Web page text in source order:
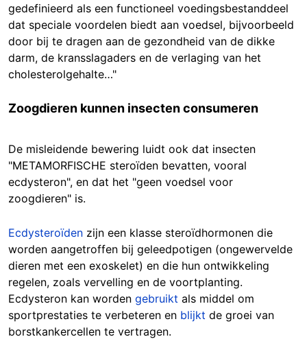
gedefinieerd als een functioneel voedingsbestanddeel
dat speciale voordelen biedt aan voedsel, bijvoorbeeld
door bij te dragen aan de gezondheid van de dikke
darm, de kransslagaders en de verlaging van het
cholesterolgehalte…"
Zoogdieren kunnen insecten consumeren
De misleidende bewering luidt ook dat insecten
"METAMORFISCHE steroïden bevatten, vooral
ecdysteron", en dat het "geen voedsel voor
zoogdieren" is.
Ecdysteroïden zijn een klasse steroïdhormonen die
worden aangetroffen bij geleedpotigen (ongewervelde
dieren met een exoskelet) en die hun ontwikkeling
regelen, zoals vervelling en de voortplanting.
Ecdysteron kan worden gebruikt als middel om
sportprestaties te verbeteren en blijkt de groei van
borstkankercellen te vertragen.